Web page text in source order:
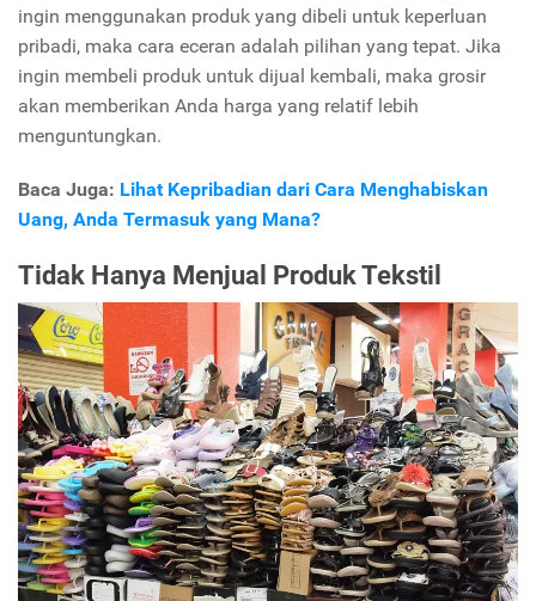
ingin menggunakan produk yang dibeli untuk keperluan
pribadi, maka cara eceran adalah pilihan yang tepat. Jika
ingin membeli produk untuk dijual kembali, maka grosir
akan memberikan Anda harga yang relatif lebih
menguntungkan.
Baca Juga: Lihat Kepribadian dari Cara Menghabiskan
Uang, Anda Termasuk yang Mana?
Tidak Hanya Menjual Produk Tekstil